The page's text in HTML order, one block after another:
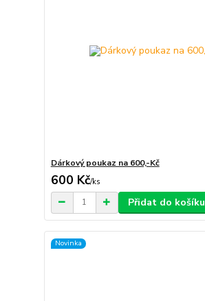
Dárkový poukaz na 600,-Kč
600 Kč/ks
Přidat do košíku
Novinka